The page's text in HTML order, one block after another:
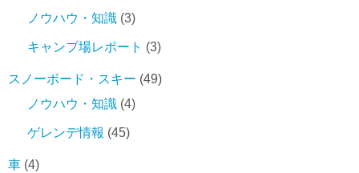
ノウハウ・知識 (3)
キャンプ場レポート (3)
スノーボード・スキー (49)
ノウハウ・知識 (4)
ゲレンデ情報 (45)
車 (4)